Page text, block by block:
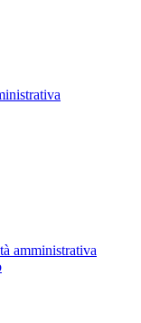
amministrativa